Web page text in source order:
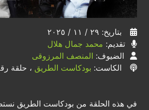
بتاريخ: ٢٩ / ١١ / ٢٠٢٥
تقديم: محمد جمال هلال
الضيوف: المنصف المرزوقى
الكاست: بودكاست الطريق ، حلقة رقم
في هذه الحلقة من بودكاست الطريق